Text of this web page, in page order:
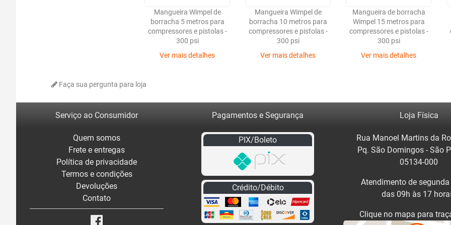
Mangueira Wimpel de
borracha 5 metros para
compressores e pistolas -
300 psi
Ver mais detalhes
Mangueira Wimpel de
borracha 10 metros para
compressores e pistolas -
300 psi
Ver mais detalhes
Mangueira de borracha
Wimpel 15 metros para
compressores e pistolas -
300 psi
Ver mais detalhes
Faça sua pergunta para loja
Serviço ao Consumidor
Quem somos
Frete e entregas
Política de privacidade
Termos e condições
Devoluções
Contato
Pagamentos e Segurança
PIX/Boleto
Crédito/Débito
Loja Física
Rua Manoel Martins da
Pq. São Domingos - São
05134-000
Atendimento de
das 09h às 17
Clique no mapa para